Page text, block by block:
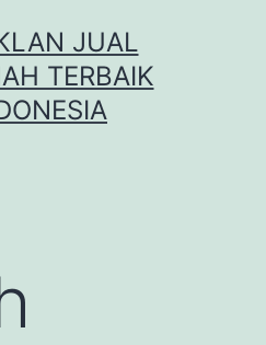
JUAL
TERBAIK